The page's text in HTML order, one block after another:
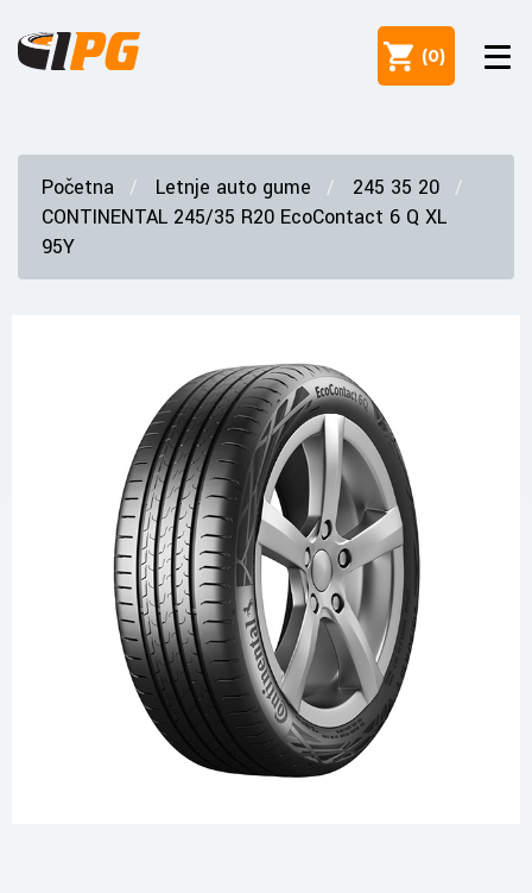
(0)
Početna Letnje auto gume
245 35 20
CONTINENTAL 245/35 R20 EcoContact 6 Q XL
95Y